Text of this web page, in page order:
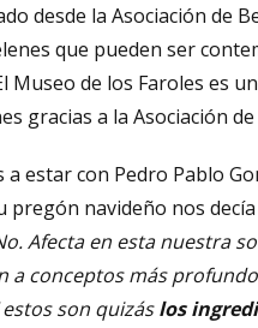
desde la Asociación de
que pueden ser
Museo de los Faroles es
gracias a la Asociación
a estar con Pedro Pablo
pregón navideño nos decía
Afecta en esta nuestra
a conceptos más
estos son quizáslos